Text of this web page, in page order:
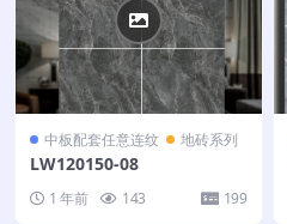
中板配套任意连纹 地砖系列
LW120150-08
1 年前 143 199